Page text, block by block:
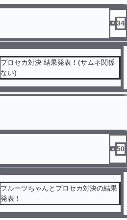
34
プロセカ対決 結果発表！(サムネ関係
ない)
50
フルーツちゃんとプロセカ対決の結果
発表！